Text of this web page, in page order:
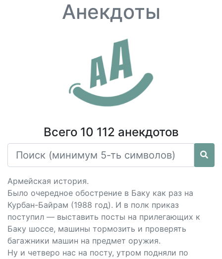
Анекдоты
Всего 10 112 анекдотов
Армейская история.
Было очередное обострение в Баку как раз на
Курбан-Байрам (1988 год). И в полк приказ
поступил — выставить посты на прилегающих к
Баку шоссе, машины тормозить и проверять
багажники машин на предмет оружия.
Ну и четверо нас на посту, утром подняли по